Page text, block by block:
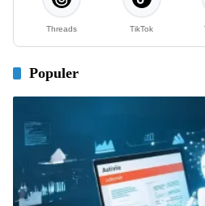
Threads TikTok
Populer